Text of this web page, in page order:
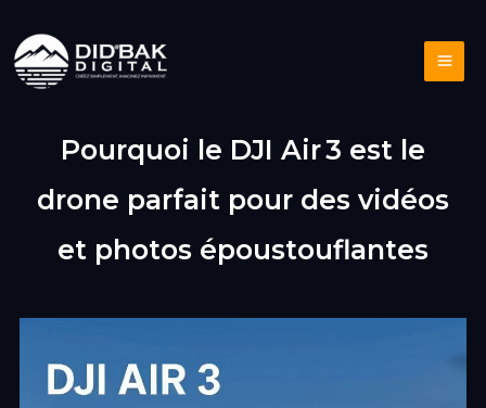
au
contenu
Pourquoi le DJI Air 3 est le
drone parfait pour des vidéos
et photos époustouflantes